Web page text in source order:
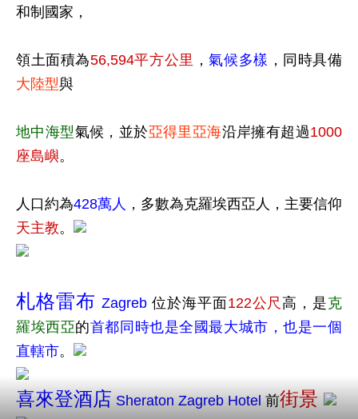
和制國家，
領土面積為56,594平方公里 ，氣候多樣 ，同時具備
大陸型與
地中海型氣候，並於亞得里亞海沿岸擁有超過1000
座島嶼。
人口約為428萬人 ，多數為克羅埃西亞人，主要信仰
天主教。
札格雷布Zagreb位於海平面 122公尺高，是克
羅埃西亞的首都同時也是全國最大城市，也是一個
直轄市。
喜來登酒店 Sheraton Zagreb Hotel 前街景